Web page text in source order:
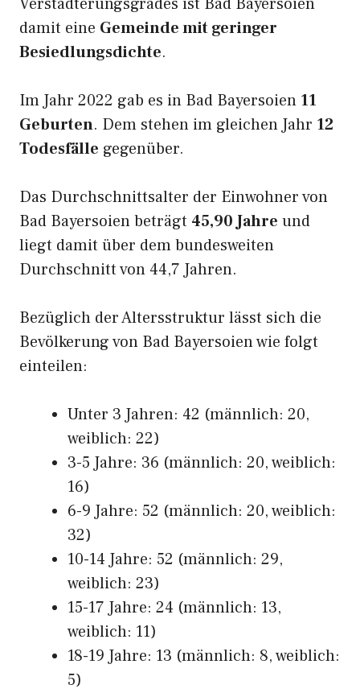
damit eine Gemeinde mit geringer
Besiedlungsdichte.
Im Jahr 2022 gab es in Bad Bayersoien 11
Geburten. Dem stehen im gleichen Jahr 12
Todesfälle gegenüber.
Das Durchschnittsalter der Einwohner von
Bad Bayersoien beträgt 45,90 Jahre und
liegt damit über dem bundesweiten
Durchschnitt von 44,7 Jahren.
Bezüglich der Altersstruktur lässt sich die
Bevölkerung von Bad Bayersoien wie folgt
einteilen:
Unter 3 Jahren: 42 (männlich: 20,
weiblich: 22)
3-5 Jahre: 36 (männlich: 20, weiblich:
16)
6-9 Jahre: 52 (männlich: 20, weiblich:
32)
10-14 Jahre: 52 (männlich: 29,
weiblich: 23)
15-17 Jahre: 24 (männlich: 13,
weiblich: 11)
18-19 Jahre: 13 (männlich: 8, weiblich:
5)